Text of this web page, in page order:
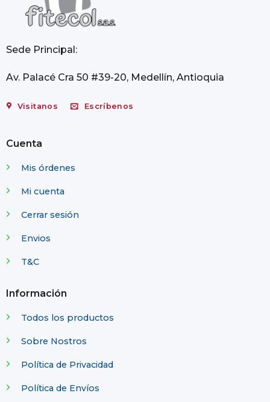
Sede Principal:
Av. Palacé Cra 50 #39-20, Medellín, Antioquia
Visitanos Escríbenos
Cuenta
Mis órdenes
Mi cuenta
Cerrar sesión
Envios
T&C
Información
Todos los productos
Sobre Nostros
Política de Privacidad
Política de Envíos